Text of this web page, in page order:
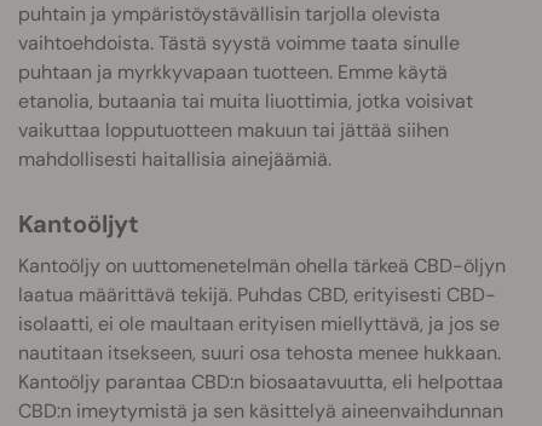
puhtain ja ympäristöystävällisin tarjolla olevista
vaihtoehdoista. Tästä syystä voimme taata sinulle
puhtaan ja myrkkyvapaan tuotteen. Emme käytä
etanolia, butaania tai muita liuottimia, jotka voisivat
vaikuttaa lopputuotteen makuun tai jättää siihen
mahdollisesti haitallisia ainejäämiä.
Kantoöljyt
Kantoöljy on uuttomenetelmän ohella tärkeä CBD-öljyn
laatua määrittävä tekijä. Puhdas CBD, erityisesti CBD-
isolaatti, ei ole maultaan erityisen miellyttävä, ja jos se
nautitaan itsekseen, suuri osa tehosta menee hukkaan.
Kantoöljy parantaa CBD:n biosaatavuutta, eli helpottaa
CBD:n imeytymistä ja sen käsittelyä aineenvaihdunnan